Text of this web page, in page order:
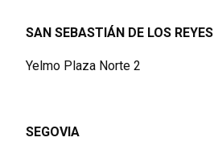
SAN SEBASTIÁN DE LOS REYES
Yelmo Plaza Norte 2
SEGOVIA